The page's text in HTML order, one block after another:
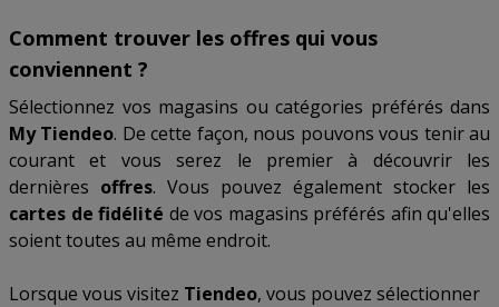
Comment trouver les offres qui vous
conviennent ?
Sélectionnez vos magasins ou catégories préférés dans
My Tiendeo. De cette façon, nous pouvons vous tenir au
courant et vous serez le premier à découvrir les
dernières offres. Vous pouvez également stocker les
cartes de fidélité de vos magasins préférés afin qu'elles
soient toutes au même endroit.
Lorsque vous visitez Tiendeo, vous pouvez sélectionner